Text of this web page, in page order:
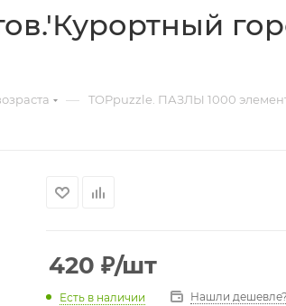
— TOPpuzzle. ПАЗЛЫ 1000
420 ₽/шт
Есть в наличии Нашли дешевле?